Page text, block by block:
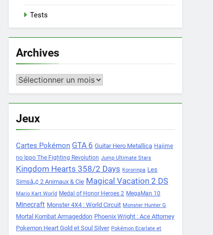
Tests
Archives
Archives
Jeux
Cartes Pokémon GTA 6 Guitar Hero Metallica Hajime
no Ippo The Fighting Revolution Jump Ultimate Stars
Kingdom Hearts 358/2 Days Kororinpa Les
Simsâ„¢ 2 Animaux & Cie Magical Vacation 2 DS
Mario Kart World Medal of Honor Heroes 2 MegaMan 10
Minecraft Monster 4X4 : World Circuit Monster Hunter G
Mortal Kombat Armageddon Phoenix Wright : Ace Attorney
Pokemon Heart Gold et Soul Silver Pokémon Ecarlate et